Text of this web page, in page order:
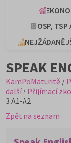
OSP, TSP
SPEAK
KamPoMaturitě /
další/ Přijímací
3 A1-A2
Zpět na seznam